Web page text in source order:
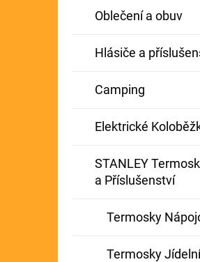
Oblečení a obuv
Hlásiče a
Camping
Elektrické
STANLEY
a Příslušenství
Termosky
Termosky Jídelní